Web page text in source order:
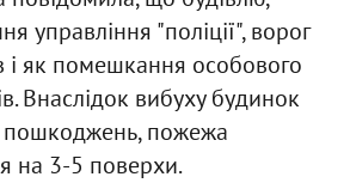
управління "поліції", ворог
і як помешкання особового
Внаслідок вибуху будинок
пошкоджень, пожежа
на 3-5 поверхи.